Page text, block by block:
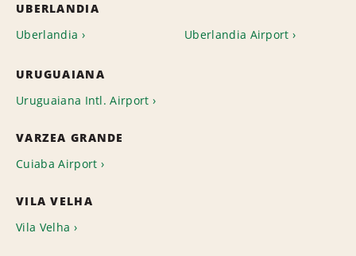
UBERLANDIA
Uberlandia
Uberlandia Airport
URUGUAIANA
Uruguaiana Intl. Airport
VARZEA GRANDE
Cuiaba Airport
VILA VELHA
Vila Velha